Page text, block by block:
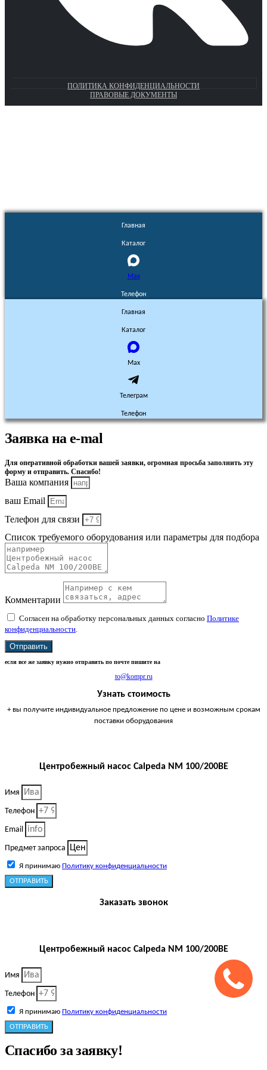
ПОЛИТИКА КОНФИДЕНЦИАЛЬНОСТИ
ПРАВОВЫЕ ДОКУМЕНТЫ
Главная
Каталог
Max
Телефон
Главная
Каталог
Max
Телеграм
Телефон
Заявка на e-mal
Для оперативной обработки вашей заявки, огромная просьба заполнить эту
форму и отправить. Спасибо!
Ваша компания
ваш Email
Телефон для связи
Список требуемого оборудования или параметры для подбора
Комментарии
Согласен на обработку персональных данных согласно Политике
конфиденциальности.
Отправить
если все же заявку нужно отправить по почте пишите на
to@kompr.ru
Узнать стоимость
+ вы получите индивидуальное предложение по цене и возможным срокам
поставки оборудования
Центробежный насос Calpeda NM 100/200BE
Имя
Телефон
Email
Предмет запроса
Я принимаю Политику конфиденциальности
ОТПРАВИТЬ
Заказать звонок
Центробежный насос Calpeda NM 100/200BE
Имя
Телефон
Я принимаю Политику конфиденциальности
ОТПРАВИТЬ
Спасибо за заявку!